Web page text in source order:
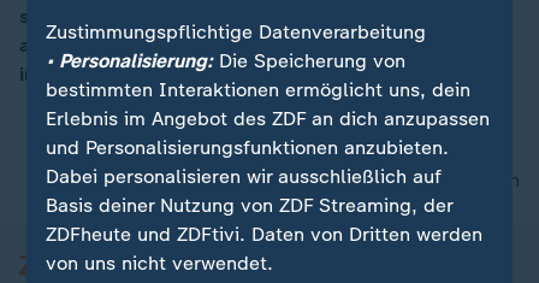
sich Frauen um zusammen zu sticken und sich
auszutauschen. Jetzt gibt es sogar eine Veranstaltung
im Kino.
nach oben
Zustimmungspflichtige Datenverarbeitung
• Personalisierung:Die Speicherung von
bestimmten Interaktionen ermöglicht uns, dein
Erlebnis im Angebot des ZDF an dich anzupassen
und Personalisierungsfunktionen anzubieten.
Dabei personalisieren wir ausschließlich auf
Basis deiner Nutzung von ZDF Streaming, der
ZDFheute und ZDFtivi. Daten von Dritten werden
von uns nicht verwendet.